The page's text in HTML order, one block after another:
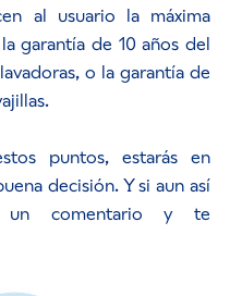
al usuario la máxima
garantía de 10 años del
o la garantía de
puntos, estarás en
decisión. Y si aun así
un comentario y te